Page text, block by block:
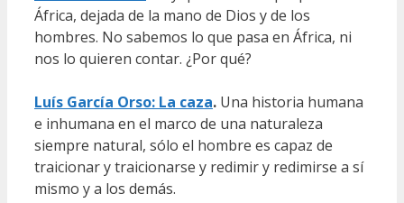
África, dejada de la mano de Dios y de los
hombres. No sabemos lo que pasa en África, ni
nos lo quieren contar. ¿Por qué?
Luís García Orso: La caza. Una historia humana
e inhumana en el marco de una naturaleza
siempre natural, sólo el hombre es capaz de
traicionar y traicionarse y redimir y redimirse a sí
mismo y a los demás.